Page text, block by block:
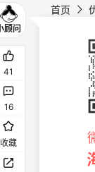
首页
首
41
16
收藏